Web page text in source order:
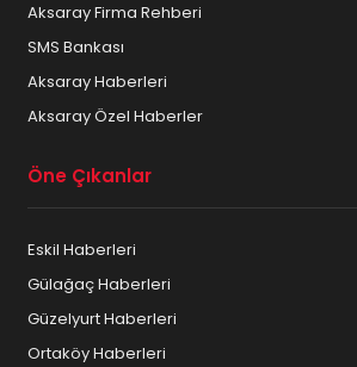
Aksaray Firma Rehberi
SMS Bankası
Aksaray Haberleri
Aksaray Özel Haberler
Öne Çıkanlar
Eskil Haberleri
Gülağaç Haberleri
Güzelyurt Haberleri
Ortaköy Haberleri